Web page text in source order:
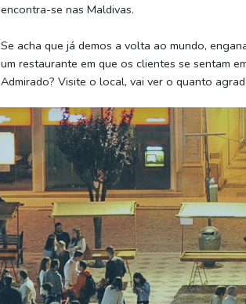
encontra-se nas Maldivas.
Se acha que já demos a volta ao mundo,
um restaurante em que os clientes se sentam
Admirado? Visite o local, vai ver o quanto